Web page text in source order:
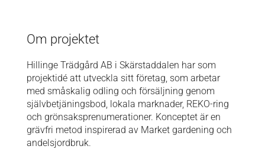
Om projektet
HillingeTrädgård AB i Skärstaddalen har som
projektidé att utveckla sitt företag, som arbetar
med småskalig odling och försäljning genom
självbetjäningsbod, lokala marknader, REKO-ring
och grönsaksprenumerationer. Konceptet är en
grävfri metod inspirerad av Market gardening och
andelsjordbruk.